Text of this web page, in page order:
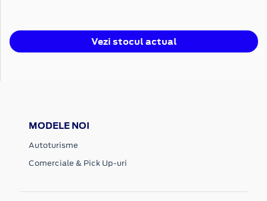
Vezi stocul actual
MODELE NOI
Autoturisme
Comerciale & Pick Up-uri